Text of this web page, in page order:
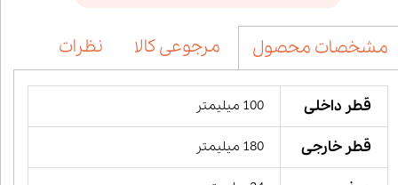
مشخصات محصول مرجوعی کالا نظرات
قطر داخلی 100 میلیمتر
قطر خارجی 180 میلیمتر